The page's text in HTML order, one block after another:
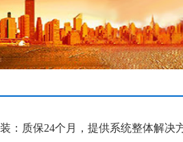
：质保24个月，提供系统整体解决